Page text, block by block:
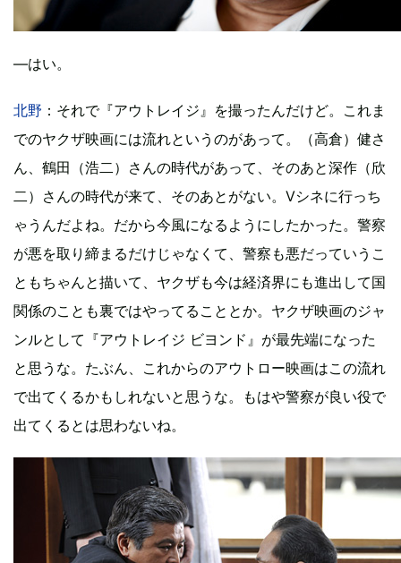
―はい。
北野 ：それで『アウトレイジ』を撮ったんだけど。これま
でのヤクザ映画には流れというのがあって。（高倉）健さ
ん、鶴田（浩二）さんの時代があって、そのあと深作（欣
二）さんの時代が来て、そのあとがない。Vシネに行っち
ゃうんだよね。だから今風になるようにしたかった。警察
が悪を取り締まるだけじゃなくて、警察も悪だっていうこ
ともちゃんと描いて、ヤクザも今は経済界にも進出して国
関係のことも裏ではやってることとか。ヤクザ映画のジャ
ンルとして『アウトレイジ ビヨンド』が最先端になった
と思うな。たぶん、これからのアウトロー映画はこの流れ
で出てくるかもしれないと思うな。もはや警察が良い役で
出てくるとは思わないね。